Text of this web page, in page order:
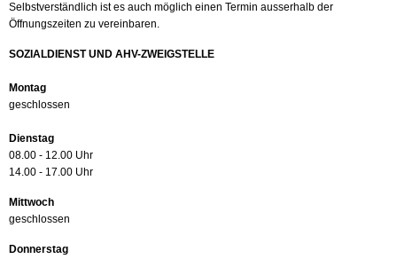
Selbstverständlich ist es auch möglich einen Termin ausserhalb der
Öffnungszeiten zu vereinbaren.
SOZIALDIENST UND AHV-ZWEIGSTELLE
Montag
geschlossen
Dienstag
08.00 - 12.00 Uhr
14.00 - 17.00 Uhr
Mittwoch
geschlossen
Donnerstag